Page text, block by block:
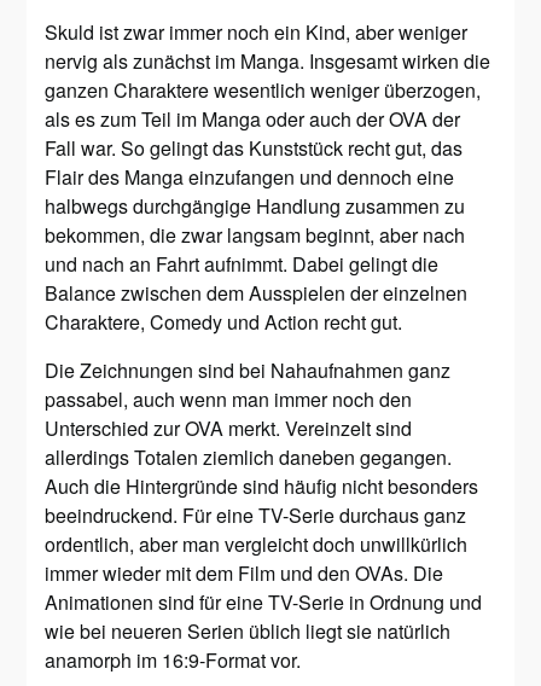
Skuld ist zwar immer noch ein Kind, aber weniger
nervig als zunächst im Manga. Insgesamt wirken die
ganzen Charaktere wesentlich weniger überzogen,
als es zum Teil im Manga oder auch der OVA der
Fall war. So gelingt das Kunststück recht gut, das
Flair des Manga einzufangen und dennoch eine
halbwegs durchgängige Handlung zusammen zu
bekommen, die zwar langsam beginnt, aber nach
und nach an Fahrt aufnimmt. Dabei gelingt die
Balance zwischen dem Ausspielen der einzelnen
Charaktere, Comedy und Action recht gut.
Die Zeichnungen sind bei Nahaufnahmen ganz
passabel, auch wenn man immer noch den
Unterschied zur OVA merkt. Vereinzelt sind
allerdings Totalen ziemlich daneben gegangen.
Auch die Hintergründe sind häufig nicht besonders
beeindruckend. Für eine TV-Serie durchaus ganz
ordentlich, aber man vergleicht doch unwillkürlich
immer wieder mit dem Film und den OVAs. Die
Animationen sind für eine TV-Serie in Ordnung und
wie bei neueren Serien üblich liegt sie natürlich
anamorph im 16:9-Format vor.